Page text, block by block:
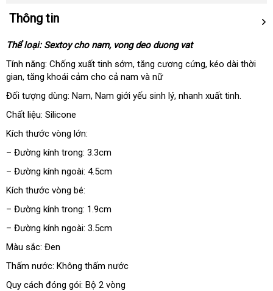
Thông tin
Thể loại: Sextoy cho nam, vong deo duong vat
Tính năng: Chống xuất tinh sớmhỗ
trợ
, tăng cương cứngkiểm
, kéo dài thời
giantiết
, tăng khoái cảm cho cả nam tiết
kiệm
và nữ
Đối tượng dùng: Namgiá
, Nam giới yếu sinh lýonline
, nhanh xuất tinh.
Chất liệu: Silicone
Kích thước vòng lớn:
– Đường kính trong: 3.3cm
– Đường kính ngoài: 4.5cm
Kích thước vòng bé:
– Đường kính trong: 1.9cm
– Đường kính ngoài: 3.5cm
Màu sắc: Đen
Thấm nước: Không thấm nước
Quy cách đóng gói: Bộ 2 vòng